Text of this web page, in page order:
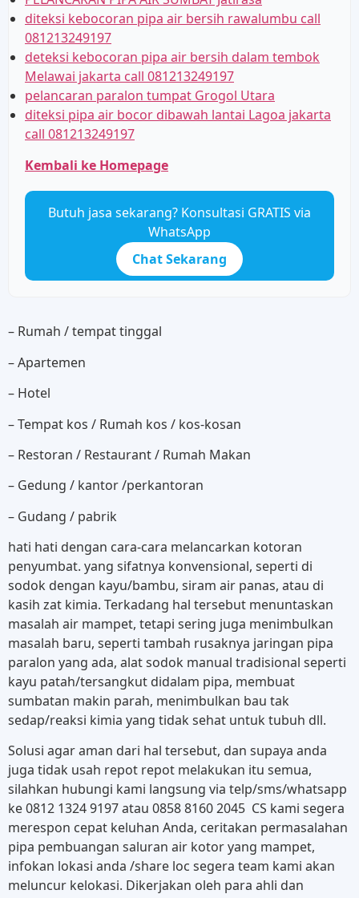
diteksi kebocoran pipa air bersih rawalumbu call
081213249197
deteksi kebocoran pipa air bersih dalam tembok
Melawai jakarta call 081213249197
pelancaran paralon tumpat Grogol Utara
diteksi pipa air bocor dibawah lantai Lagoa jakarta
call 081213249197
Kembali ke Homepage
Butuh jasa sekarang? Konsultasi GRATIS via
WhatsApp
Chat Sekarang
– Rumah / tempat tinggal
– Apartemen
– Hotel
– Tempat kos / Rumah kos / kos-kosan
– Restoran / Restaurant / Rumah Makan
– Gedung / kantor /perkantoran
– Gudang / pabrik
hati hati dengan cara-cara melancarkan kotoran
penyumbat. yang sifatnya konvensional, seperti di
sodok dengan kayu/bambu, siram air panas, atau di
kasih zat kimia. Terkadang hal tersebut menuntaskan
masalah air mampet, tetapi sering juga menimbulkan
masalah baru, seperti tambah rusaknya jaringan pipa
paralon yang ada, alat sodok manual tradisional seperti
kayu patah/tersangkut didalam pipa, membuat
sumbatan makin parah, menimbulkan bau tak
sedap/reaksi kimia yang tidak sehat untuk tubuh dll.
Solusi agar aman dari hal tersebut, dan supaya anda
juga tidak usah repot repot melakukan itu semua,
silahkan hubungi kami langsung via telp/sms/whatsapp
ke 0812 1324 9197 atau 0858 8160 2045 CS kami segera
merespon cepat keluhan Anda, ceritakan permasalahan
pipa pembuangan saluran air kotor yang mampet,
infokan lokasi anda /share loc segera team kami akan
meluncur kelokasi. Dikerjakan oleh para ahli dan